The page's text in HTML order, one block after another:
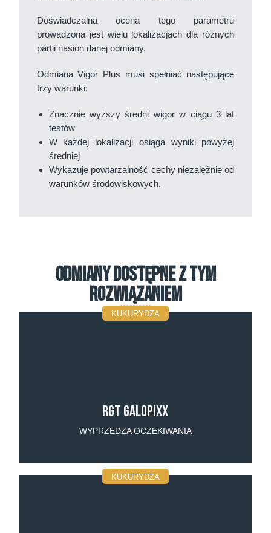
Doświadczalna ocena tego parametru
prowadzona jest wielu lokalizacjach dla różnych
partii nasion danej odmiany.
Odmiana Vigor Plus musi spełniać następujące
trzy warunki:
Znacznie wyższy średni wigor w ciągu 3 lat
testów
W każdej lokalizacji osiąga wyniki powyżej
średniej
Wykazuje powtarzalność cechy niezależnie od
warunków środowiskowych.
Odmiany dostępne z tym
rozwiązaniem
KUKURYDZA
RGT Galopixx
WYPRZEDZA OCZEKIWANIA
KUKURYDZA